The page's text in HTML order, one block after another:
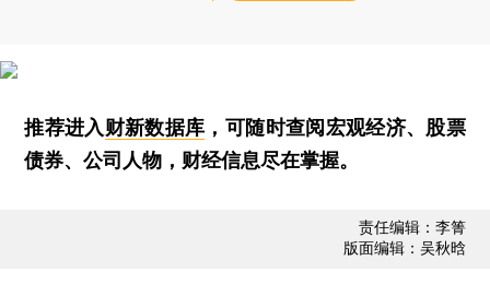
推荐进入财新数据库 ，可随时查阅宏观经济、股票
债券、公司人物，财经信息尽在掌握。
责任编辑：李箐
版面编辑：吴秋晗